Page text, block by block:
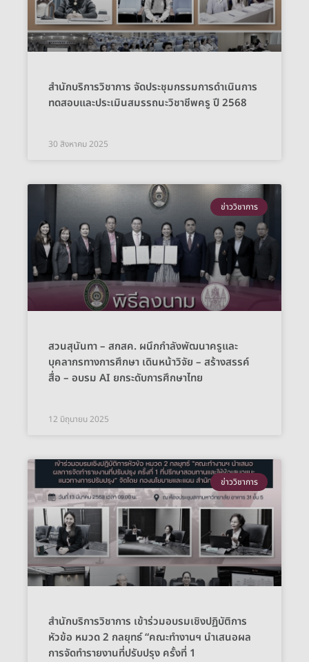
สำนักบริการวิชาการ จัดประชุมกรรมการดำเนินการ
ทดสอบและประเมินสมรรถนะวิชาชีพครู ปี 2568
30 สิงหาคม 2025
ข่าววิชาการ
สวนสุนันทา – สกสค. ผนึกกำลังพัฒนาครูและ
บุคลากรทางการศึกษา เดินหน้าวิจัย – สร้างสรรค์
สื่อ – อบรม AI ยกระดับการศึกษาไทย
12 มิถุนายน 2025
ข่าววิชาการ
สำนักบริการวิชาการ เข้าร่วมอบรมเชิงปฏิบัติการ
หัวข้อ หมวด 2 กลยุทธ์ “คณะทำงานฯ นำเสนอผล
การจัดทำรายงานที่ปรับปรุง ครั้งที่ 1